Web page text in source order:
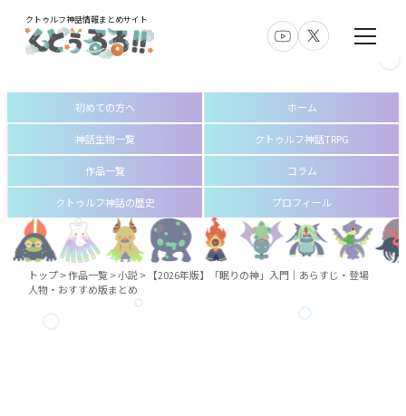
クトゥルフ神話情報まとめサイト
初めての方へ ホーム
神話生物一覧 クトゥルフ神話TRPG
作品一覧 コラム
クトゥルフ神話の歴史 プロフィール
トップ>作品一覧>小説> 【2026年版】「眠りの神」入門｜あらすじ・登場
人物・おすすめ版まとめ